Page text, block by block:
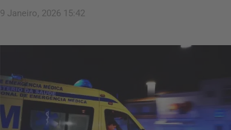
9 Janeiro, 2026 15:42